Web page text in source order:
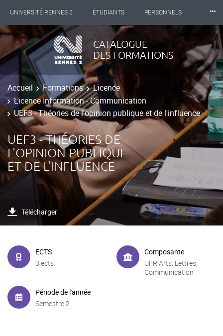
UNIVERSITÉ RENNES 2 ÉTUDIANTS PERSONNELS
INTERNATIONAL PROFESSIONNELS BIBLIOTHÈQUES
LES NOUVELLES DE RENNES 2
⸱⸱⸱
CATALOGUE
DES FORMATIONS
Accueil Formations
Licence
Licence Information - Communication
UEF3 - Théories de l'opinion publique et de l'influence
UEF3 - THÉORIES DE
L'OPINION PUBLIQUE
ET DE L'INFLUENCE
Télécharger
ECTS
3 ects
Composante
UFR Arts, Lettres,
Communication
Période de l'année
Semestre 2